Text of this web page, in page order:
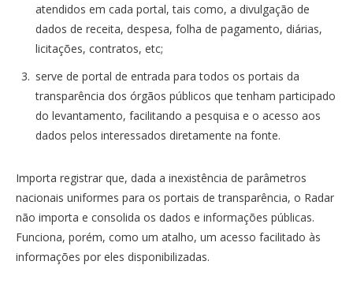
atendidos em cada portal, tais como, a divulgação de
dados de receita, despesa, folha de pagamento, diárias,
licitações, contratos, etc;
serve de portal de entrada para todos os portais da
transparência dos órgãos públicos que tenham participado
do levantamento, facilitando a pesquisa e o acesso aos
dados pelos interessados diretamente na fonte.
Importa registrar que, dada a inexistência de parâmetros
nacionais uniformes para os portais de transparência, o Radar
não importa e consolida os dados e informações públicas.
Funciona, porém, como um atalho, um acesso facilitado às
informações por eles disponibilizadas.